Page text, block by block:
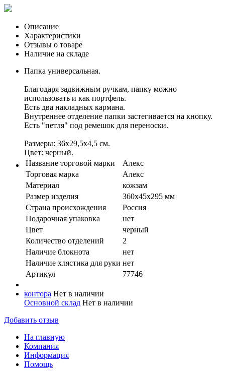
Описание
Характеристики
Отзывы о товаре
Наличие на складе
Папка универсальная.
Благодаря задвижным ручкам, папку можно
использовать и как портфель.
Есть два накладных кармана.
Внутреннее отделение папки застегивается на кнопку.
Есть "петля" под ремешок для переноски.
Размеры: 36х29,5х4,5 см.
Цвет: черный.
Название торговой марки
Алекс
Торговая марка
Алекс
Материал
кожзам
Размер изделия
360х45х295 мм
Страна происхождения
Россия
Подарочная упаковка
нeт
Цвет
черный
Количество отделений
2
Наличие блокнота
нет
Наличие хлястика для руки нет
Артикул
77746
контора Нет в наличии
Основной склад Нет в наличии
Добавить отзыв
На главную
Компания
Информация
Помощь